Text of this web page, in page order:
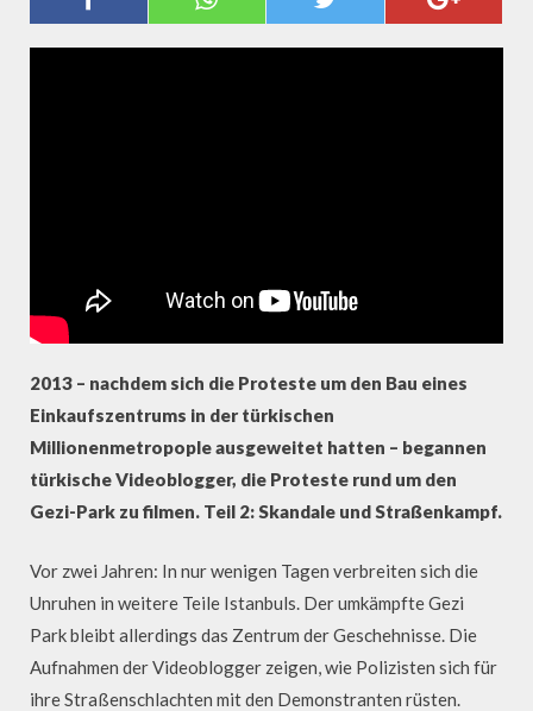
2013 – nachdem sich die Proteste um den Bau eines
Einkaufszentrums in der türkischen
Millionenmetropople ausgeweitet hatten – begannen
türkische Videoblogger, die Proteste rund um den
Gezi-Park zu filmen. Teil 2: Skandale und Straßenkampf.
Vor zwei Jahren: In nur wenigen Tagen verbreiten sich die
Unruhen in weitere Teile Istanbuls. Der umkämpfte Gezi
Park bleibt allerdings das Zentrum der Geschehnisse. Die
Aufnahmen der Videoblogger zeigen, wie Polizisten sich für
ihre Straßenschlachten mit den Demonstranten rüsten.